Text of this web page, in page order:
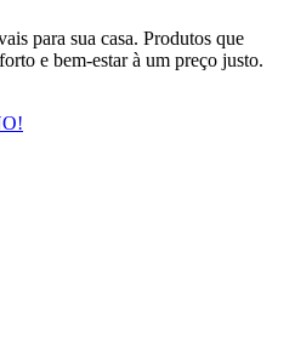
para sua casa. Produtos que
e bem-estar à um preço justo.